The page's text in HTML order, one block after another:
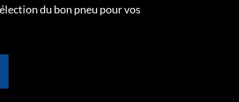
du bon pneu pour vos